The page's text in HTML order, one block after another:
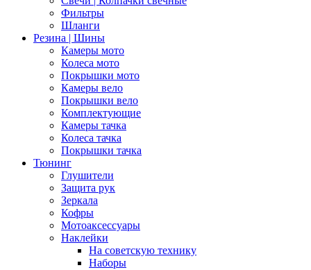
Фильтры
Шланги
Резина | Шины
Камеры мото
Колеса мото
Покрышки мото
Камеры вело
Покрышки вело
Комплектующие
Камеры тачка
Колеса тачка
Покрышки тачка
Тюнинг
Глушители
Защита рук
Зеркала
Кофры
Мотоаксессуары
Наклейки
На советскую технику
Наборы